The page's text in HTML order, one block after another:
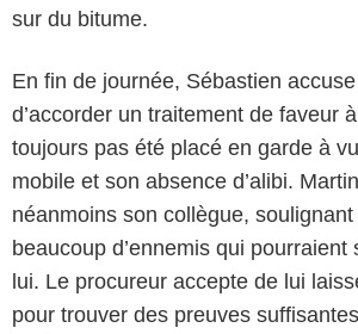
sur du bitume.
En fin de journée, Sébastien
d’accorder un traitement de faveur
toujours pas été placé en garde à
mobile et son absence d’alibi.
néanmoins son collègue,
beaucoup d’ennemis qui pourraient
lui. Le procureur accepte de lui
pour trouver des preuves